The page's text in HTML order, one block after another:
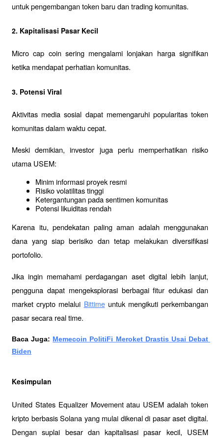
untuk pengembangan token baru dan trading komunitas.
2. Kapitalisasi Pasar Kecil
Micro cap coin sering mengalami lonjakan harga signifikan
ketika mendapat perhatian komunitas.
3. Potensi Viral
Aktivitas media sosial dapat memengaruhi popularitas token
komunitas dalam waktu cepat.
Meski demikian, investor juga perlu memperhatikan risiko
utama USEM:
Minim informasi proyek resmi
Risiko volatilitas tinggi
Ketergantungan pada sentimen komunitas
Potensi likuiditas rendah
Karena itu, pendekatan paling aman adalah menggunakan
dana yang siap berisiko dan tetap melakukan diversifikasi
portofolio.
Jika ingin memahami perdagangan aset digital lebih lanjut,
pengguna dapat mengeksplorasi berbagai fitur edukasi dan
market crypto melalui Bittime untuk mengikuti perkembangan
pasar secara real time.
Baca Juga: Memecoin PolitiFi Meroket Drastis Usai Debat
Biden
Kesimpulan
United States Equalizer Movement atau USEM adalah token
kripto berbasis Solana yang mulai dikenal di pasar aset digital.
Dengan suplai besar dan kapitalisasi pasar kecil, USEM